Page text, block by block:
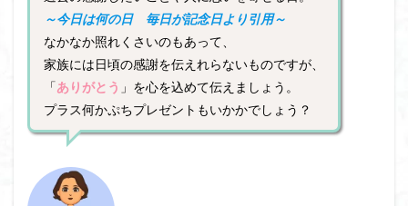
～今日は何の日 毎日が記念日より引用～
なかなか照れくさいのもあって、
家族には日頃の感謝を伝えれらないものですが、
「ありがとう 」を心を込めて伝えましょう。
プラス何かぷちプレゼントもいかかでしょう？